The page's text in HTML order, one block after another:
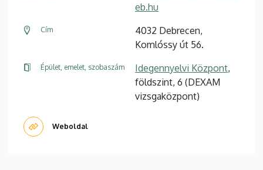
eb.hu
Cím
4032 Debrecen,
Komlóssy út 56.
Épület, emelet, szobaszám Idegennyelvi Központ,
földszint, 6 (DEXAM
vizsgaközpont)
Weboldal